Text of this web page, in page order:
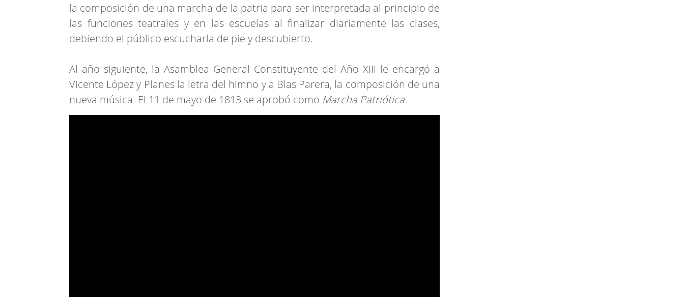
la composición de una marcha de la patria para ser interpretada al principio de
las funciones teatrales y en las escuelas al finalizar diariamente las clases,
debiendo el público escucharla de pie y descubierto.
Al año siguiente, la Asamblea General Constituyente del Año XIII le encargó a
Vicente López y Planes la letra del himno y a Blas Parera, la composición de una
nueva música. El 11 de mayo de 1813 se aprobó como Marcha Patriótica.